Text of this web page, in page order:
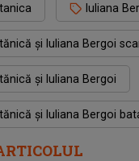
Iuliana
și Iuliana Bergoi
și Iuliana Bergoi
și Iuliana Bergoi